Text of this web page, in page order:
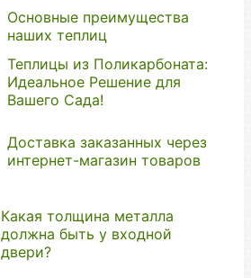
Основные преимущества
наших теплиц
Теплицы из Поликарбоната:
Идеальное Решение для
Вашего Сада!
Доставка заказанных через
интернет-магазин товаров
Какая толщина металла
должна быть у входной
двери?